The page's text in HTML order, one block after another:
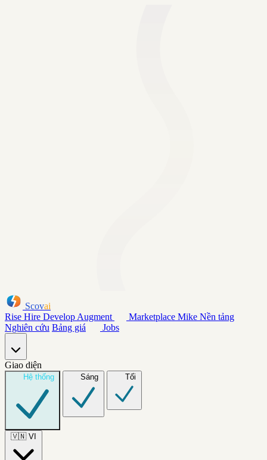
Scovai
Rise Hire Develop Augment Marketplace Mike Nền tảng
Nghiên cứu Bảng giá Jobs
Giao diện
Hệ thống Sáng Tối
🇻🇳 VI